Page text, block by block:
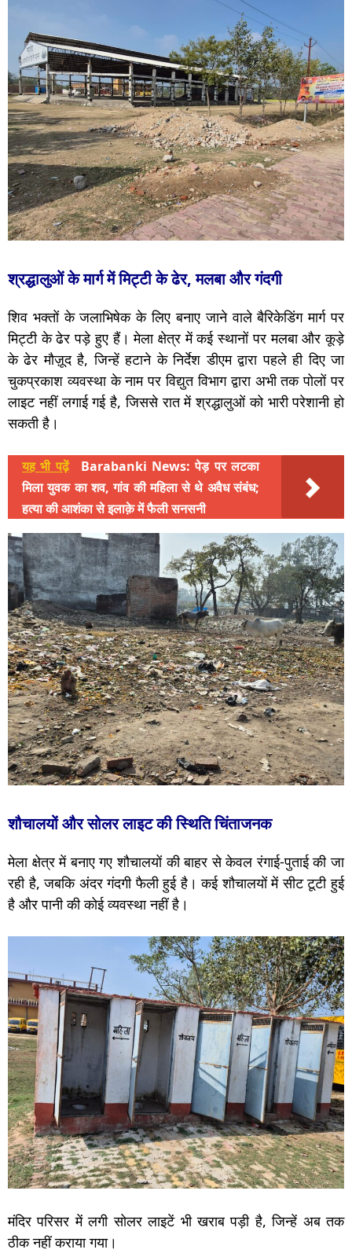
श्रद्धालुओं के मार्ग में मिट्टी के ढेर, मलबा और गंदगी
शिव भक्तों के जलाभिषेक के लिए बनाए जाने वाले बैरिकेडिंग मार्ग पर
मिट्टी के ढेर पड़े हुए हैं। मेला क्षेत्र में कई स्थानों पर मलबा और कूड़े
के ढेर मौज़ूद है, जिन्हें हटाने के निर्देश डीएम द्वारा पहले ही दिए जा
चुकप्रकाश व्यवस्था के नाम पर विद्युत विभाग द्वारा अभी तक पोलों पर
लाइट नहीं लगाई गई है, जिससे रात में श्रद्धालुओं को भारी परेशानी हो
सकती है।
यह भी पढ़ें
Barabanki News: पेड़ पर लटका
मिला युवक का शव, गांव की महिला से थे अवैध संबंध;
हत्या की आशंका से इलाक़े में फैली सनसनी
शौचालयों और सोलर लाइट की स्थिति चिंताजनक
मेला क्षेत्र में बनाए गए शौचालयों की बाहर से केवल रंगाई-पुताई की जा
रही है, जबकि अंदर गंदगी फैली हुई है। कई शौचालयों में सीट टूटी हुई
है और पानी की कोई व्यवस्था नहीं है।
मंदिर परिसर में लगी सोलर लाइटें भी खराब पड़ी है, जिन्हें अब तक
ठीक नहीं कराया गया।